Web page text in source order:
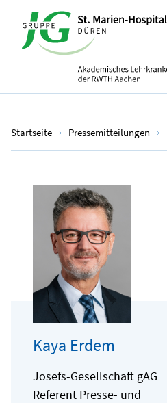
Startseite Pressemitteilungen
Kaya Erdem
Josefs-Gesellschaft gAG
Referent Presse- und